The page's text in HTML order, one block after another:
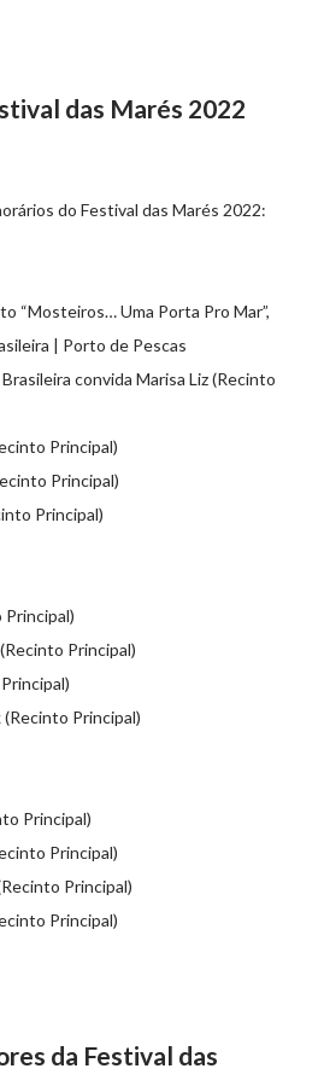
das Marés 2022
do Festival das Marés 2022:
“Mosteiros… Uma Porta Pro Mar”,
| Porto de Pescas
convida Marisa Liz (Recinto
Principal)
Principal)
Principal)
Principal)
Principal)
Principal)
Principal)
Principal)
Principal)
Principal)
da Festival das